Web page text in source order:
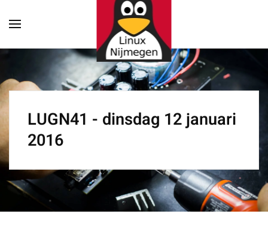
Terug naar hoofdinhoud
LUGN41 - dinsdag 12 januari
2016